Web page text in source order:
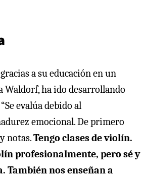
a su educación en un
Waldorf, ha ido desarrollando
evalúa debido al
emocional. De primero
notas.Tengo clases de violín.
profesionalmente, pero sé y
También nos enseñan a